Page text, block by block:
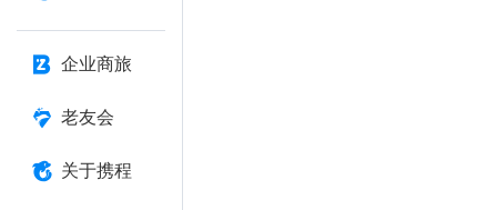
企业商旅
老友会
关于携程